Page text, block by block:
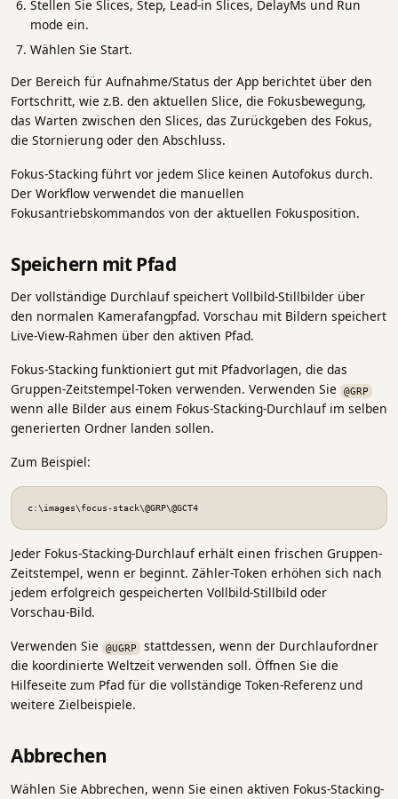
Stellen Sie Slices, Step, Lead-in Slices, DelayMs und Run
mode ein.
Wählen Sie Start.
Der Bereich für Aufnahme/Status der App berichtet über den
Fortschritt, wie z.B. den aktuellen Slice, die Fokusbewegung,
das Warten zwischen den Slices, das Zurückgeben des Fokus,
die Stornierung oder den Abschluss.
Fokus-Stacking führt vor jedem Slice keinen Autofokus durch.
Der Workflow verwendet die manuellen
Fokusantriebskommandos von der aktuellen Fokusposition.
Speichern mit Pfad
Der vollständige Durchlauf speichert Vollbild-Stillbilder über
den normalen Kamerafangpfad. Vorschau mit Bildern speichert
Live-View-Rahmen über den aktiven Pfad.
Fokus-Stacking funktioniert gut mit Pfadvorlagen, die das
Gruppen-Zeitstempel-Token verwenden. Verwenden Sie
@GRP
wenn alle Bilder aus einem Fokus-Stacking-Durchlauf im selben
generierten Ordner landen sollen.
Zum Beispiel:
c:\images\focus-stack\@GRP\@GCT4
Jeder Fokus-Stacking-Durchlauf erhält einen frischen Gruppen-
Zeitstempel, wenn er beginnt. Zähler-Token erhöhen sich nach
jedem erfolgreich gespeicherten Vollbild-Stillbild oder
Vorschau-Bild.
Verwenden Sie
@UGRP stattdessen, wenn der Durchlaufordner
die koordinierte Weltzeit verwenden soll. Öffnen Sie die
Hilfeseite zum Pfad für die vollständige Token-Referenz und
weitere Zielbeispiele.
Abbrechen
Wählen Sie Abbrechen, wenn Sie einen aktiven Fokus-Stacking-